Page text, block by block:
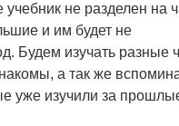
не разделен на
и им будет не
Будем изучать разные
а так же
уже изучили за